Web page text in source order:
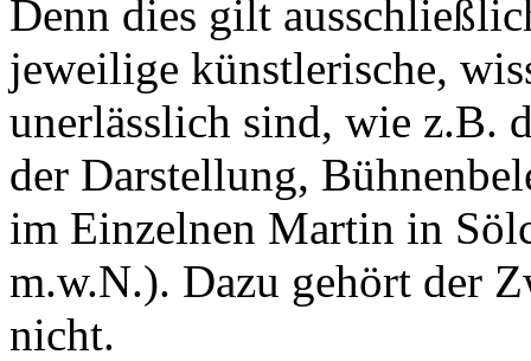
Denn dies gilt
jeweilige künstlerische,
unerlässlich sind, wie z.B.
der Darstellung,
im Einzelnen Martin in
m.w.N.). Dazu gehört der
nicht.